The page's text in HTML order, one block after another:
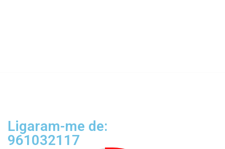
Ligaram-me de:
961032117